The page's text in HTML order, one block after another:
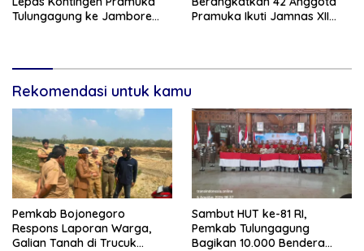
Tulungagung ke Jambore
Pramuka Ikuti Jamnas XII
Rekomendasi untuk kamu
Pemkab Bojonegoro
Respons Laporan Warga,
Galian Tanah di Trucuk
Sambut HUT ke-81 RI,
Pemkab Tulungagung
Bagikan 10.000 Bendera